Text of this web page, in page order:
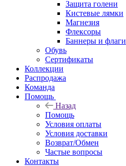
Защита голени
Кистевые лямки
Магнезия
Флексоры
Баннеры и флаги
Обувь
Сертификаты
Коллекции
Распродажа
Команда
Помощь
Назад
Помощь
Условия оплаты
Условия доставки
Возврат/Обмен
Частые вопросы
Контакты